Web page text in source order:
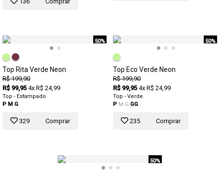
50%
Top Rita Verde Neon
R$ 199,90
R$ 99,95 4x R$ 24,99
Top - Estampado
P M G
329 Comprar
50%
Top Eco Verde Neon
R$ 199,90
R$ 99,95 4x R$ 24,99
Top - Verde
P M G GG
235 Comprar
50%